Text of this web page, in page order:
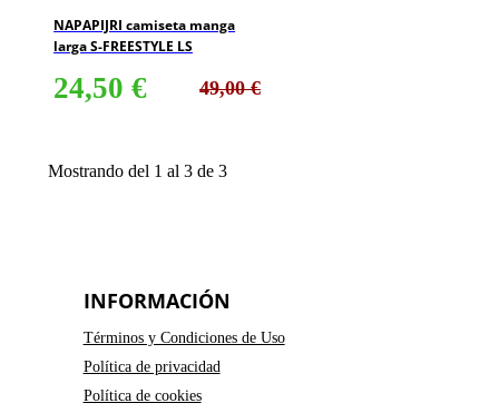
NAPAPIJRI camiseta manga
larga S-FREESTYLE LS
49,00 €
24,50 €
Mostrando del 1 al 3 de 3
INFORMACIÓN
Términos y Condiciones de Uso
Política de privacidad
Política de cookies